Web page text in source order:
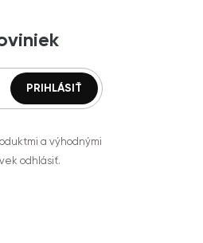
a výhodnými
odhlásiť.